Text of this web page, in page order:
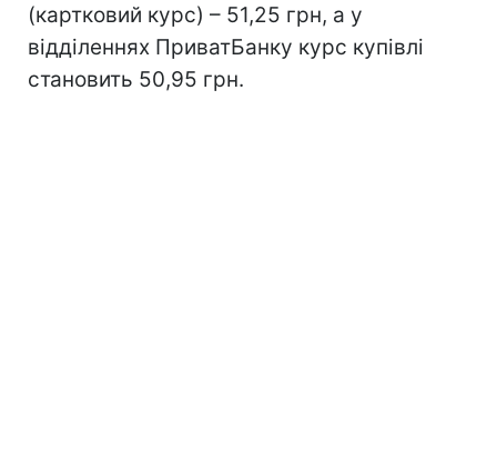
(картковий курс) – 51,25 грн, а у
відділеннях ПриватБанку курс купівлі
становить 50,95 грн.